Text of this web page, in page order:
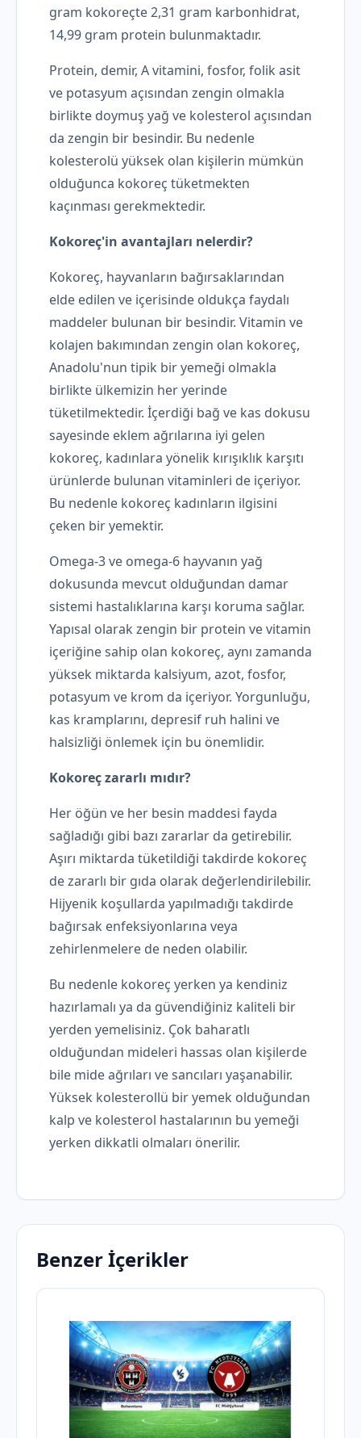
gram kokoreçte 2,31 gram karbonhidrat,
14,99 gram protein bulunmaktadır.
Protein, demir, A vitamini, fosfor, folik asit
ve potasyum açısından zengin olmakla
birlikte doymuş yağ ve kolesterol açısından
da zengin bir besindir. Bu nedenle
kolesterolü yüksek olan kişilerin mümkün
olduğunca kokoreç tüketmekten
kaçınması gerekmektedir.
Kokoreç'in avantajları nelerdir?
Kokoreç, hayvanların bağırsaklarından
elde edilen ve içerisinde oldukça faydalı
maddeler bulunan bir besindir. Vitamin ve
kolajen bakımından zengin olan kokoreç,
Anadolu'nun tipik bir yemeği olmakla
birlikte ülkemizin her yerinde
tüketilmektedir. İçerdiği bağ ve kas dokusu
sayesinde eklem ağrılarına iyi gelen
kokoreç, kadınlara yönelik kırışıklık karşıtı
ürünlerde bulunan vitaminleri de içeriyor.
Bu nedenle kokoreç kadınların ilgisini
çeken bir yemektir.
Omega-3 ve omega-6 hayvanın yağ
dokusunda mevcut olduğundan damar
sistemi hastalıklarına karşı koruma sağlar.
Yapısal olarak zengin bir protein ve vitamin
içeriğine sahip olan kokoreç, aynı zamanda
yüksek miktarda kalsiyum, azot, fosfor,
potasyum ve krom da içeriyor. Yorgunluğu,
kas kramplarını, depresif ruh halini ve
halsizliği önlemek için bu önemlidir.
Kokoreç zararlı mıdır?
Her öğün ve her besin maddesi fayda
sağladığı gibi bazı zararlar da getirebilir.
Aşırı miktarda tüketildiği takdirde kokoreç
de zararlı bir gıda olarak değerlendirilebilir.
Hijyenik koşullarda yapılmadığı takdirde
bağırsak enfeksiyonlarına veya
zehirlenmelere de neden olabilir.
Bu nedenle kokoreç yerken ya kendiniz
hazırlamalı ya da güvendiğiniz kaliteli bir
yerden yemelisiniz. Çok baharatlı
olduğundan mideleri hassas olan kişilerde
bile mide ağrıları ve sancıları yaşanabilir.
Yüksek kolesterollü bir yemek olduğundan
kalp ve kolesterol hastalarının bu yemeği
yerken dikkatli olmaları önerilir.
Benzer İçerikler